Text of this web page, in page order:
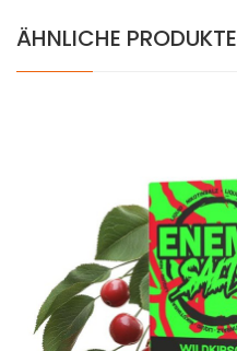
ÄHNLICHE PRODUKTE